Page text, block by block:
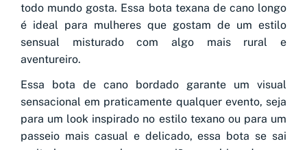
todo mundo gosta. Essa bota texana de cano longo
é ideal para mulheres que gostam de um estilo
sensual misturado com algo mais rural e
aventureiro.
Essa bota de cano bordado garante um visual
sensacional em praticamente qualquer evento, seja
para um look inspirado no estilo texano ou para um
passeio mais casual e delicado, essa bota se sai